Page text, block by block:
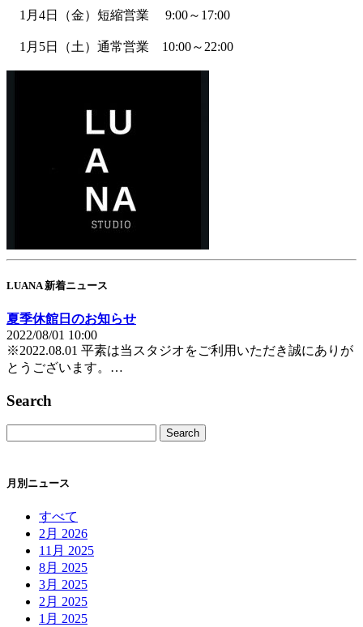
1月4日（金）短縮営業 9:00～17:00
1月5日（土）通常営業 10:00～22:00
LUANA 新着ニュース
夏季休館日のお知らせ
2022/08/01 10:00
※2022.08.01 平素は当スタジオをご利用いただき誠にありが
とうございます。…
Search
月別ニュース
すべて
2月 2026
11月 2025
8月 2025
3月 2025
2月 2025
1月 2025